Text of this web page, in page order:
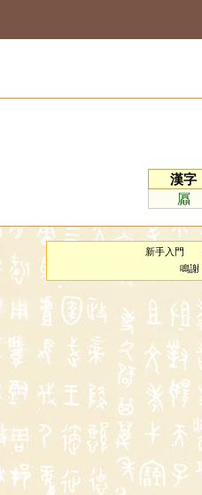
漢字
屭
新手入門
鳴謝